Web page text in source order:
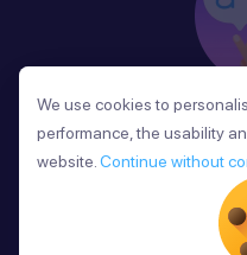
Sau mỗi bài học,
âm và ngữ pháp ngay
và tiến
We use cookies to
performance, the usability
website. Continue without
We use cookies to
performance, the usability
website. Continue without